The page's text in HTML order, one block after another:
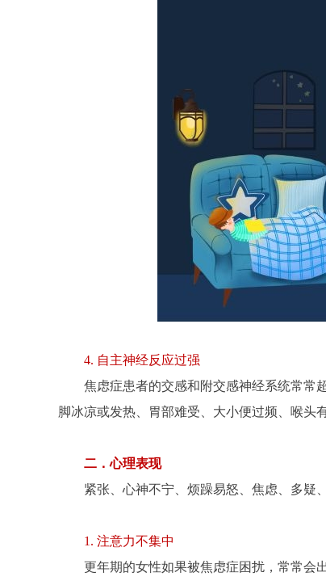
4. 自主神经反应过强
焦虑症患者的交感和附交感神经系统常常
脚冰凉或发热、胃部难受、大小便过频、喉头
二．心理表现
紧张、心神不宁、烦躁易怒、焦虑、多疑
1. 注意力不集中
更年期的女性如果被焦虑症困扰，常常会